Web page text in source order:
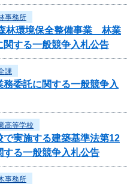
事務所
林環境保全整備事業 林業
する一般競争入札公告
課
委託に関する一般競争入
高等学校
実施する建築基準法第12
る一般競争入札公告
事務所